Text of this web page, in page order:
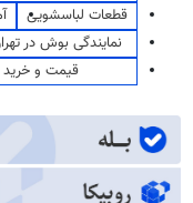
قطعات لباسشویی
نمایندگی بوش در
قیمت و